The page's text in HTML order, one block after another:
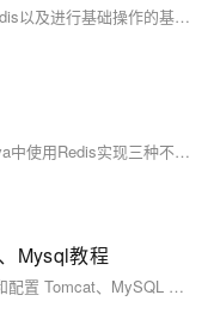
通过以上内容，您可以掌握在Java中连接Redis以及进行基础操作的基本方法，进而在实际项目中灵活应用。
通过本文的介绍，我们详细讲解了如何在Java中使用Redis实现三种不同的限流策略：固定窗口限流、滑动窗口限流和令牌桶算法。每种限流策略都有其适用的场景和特点，根据具体需求选择合适的限流策略可以有效保护系统资源和提高服务的稳定性。
Mysql教程
本文详细介绍了如何在 Linux 服务器上安装和配置 Tomcat、MySQL 和 Redis，并部署 Java 项目。通过这些步骤，您可以搭建一个高效稳定的 Java 应用运行环境。希望本文能为您在实际操作中提供有价值的参考。